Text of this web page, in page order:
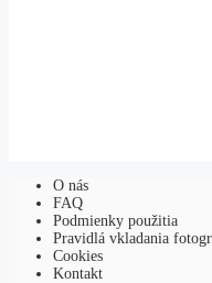
O nás
FAQ
Podmienky použitia
Pravidlá vkladania
Cookies
Kontakt